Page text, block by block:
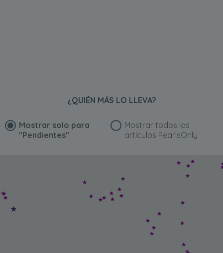
¿QUIÉN MÁS LO LLEVA?
Mostrar solo para
"Pendientes"
Mostrar todos los
artículos PearlsOnly